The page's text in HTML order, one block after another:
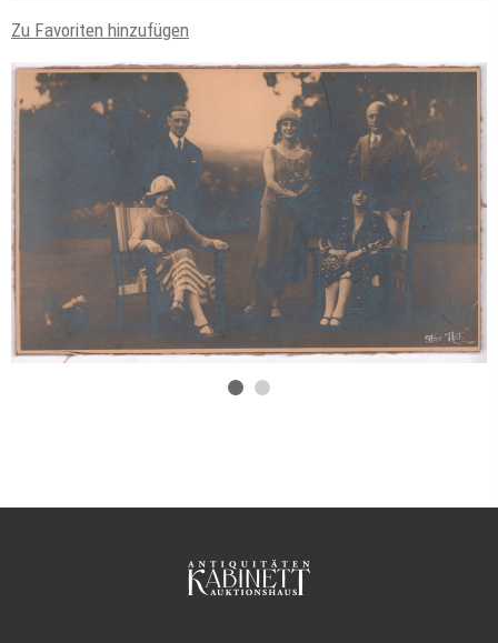
Zu Favoriten hinzufügen